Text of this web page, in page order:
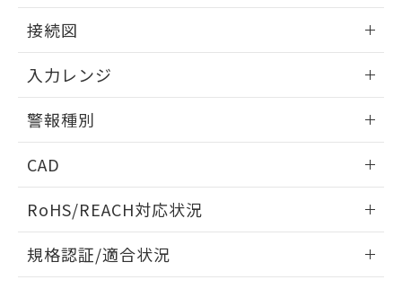
接続図
入力レンジ
警報種別
CAD
ドすることができます。
ログイン/会員登録
RoHS/REACH対応状況
EU RoHS 注意事項・凡例
規格認証/適合状況